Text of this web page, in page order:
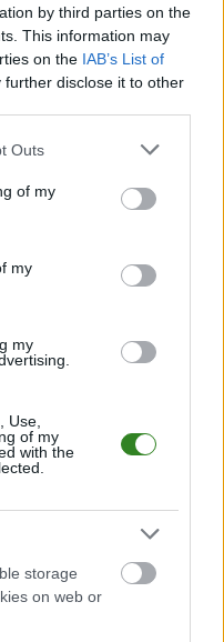
by third parties on the
This information may
on the IAB’s List of
further disclose it to other
one or more Google
You may click to
its third-party tags to
in below Google
Outs
of my
my
my
Use,
of my
with the
storage
on web or
jest tutaj:Krosno > Klasa A,
bramek. Informacje te
LKS Golcowa - zaglądaj tutaj
informacje o
meczów lokalnych drużyn
relacje, śledź ulubioną ligę i
vs LKS Golcowa
w roli gospodarza. Jak
Krosno > Klasa A, gr.
możecie zobaczyć tabelę
biorącej pod uwagę tylko
jak spisuje się klub
A, gr. II gospodarze (Iskra